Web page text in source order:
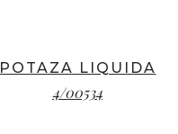
POTAZA LIQUIDA
4/00534